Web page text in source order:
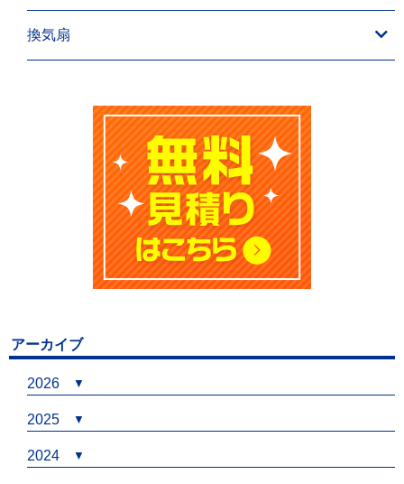
換気扇
アーカイブ
2026
2025
2024